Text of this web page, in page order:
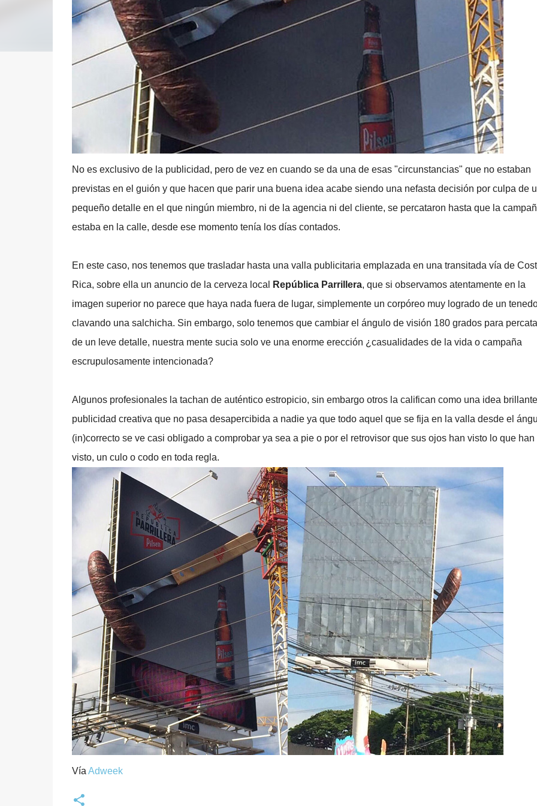
No es exclusivo de la publicidad, pero de vez en cuando se da una de esas "circunstancias" que no estaban
previstas en el guión y que hacen que parir una buena idea acabe siendo una nefasta decisión por culpa de
pequeño detalle en el que ningún miembro, ni de la agencia ni del cliente, se percataron hasta que la
estaba en la calle, desde ese momento tenía los días contados.
En este caso, nos tenemos que trasladar hasta una valla publicitaria emplazada en una transitada vía de
Rica, sobre ella un anuncio de la cerveza local
República Parrillera, que si observamos atentamente en la
imagen superior no parece que haya nada fuera de lugar, simplemente un corpóreo muy logrado de un
clavando una salchicha. Sin embargo, solo tenemos que cambiar el ángulo de visión 180 grados para
de un leve detalle, nuestra mente sucia solo ve una enorme erección ¿casualidades de la vida o campaña
escrupulosamente intencionada?
Algunos profesionales la tachan de auténtico estropicio, sin embargo otros la califican como una idea
publicidad creativa que no pasa desapercibida a nadie ya que todo aquel que se fija en la valla desde el
(in)correcto se ve casi obligado a comprobar ya sea a pie o por el retrovisor que sus ojos han visto lo que han
visto, un culo o codo en toda regla.
Vía Adweek